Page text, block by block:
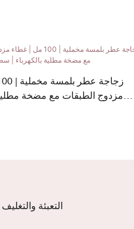
مزدوج الطبقات مع مضخة مطلية
التعبئة